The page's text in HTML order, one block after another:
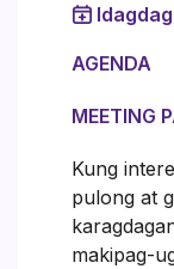
AGENDA
MEETING
Kung
pulong at
makipag-